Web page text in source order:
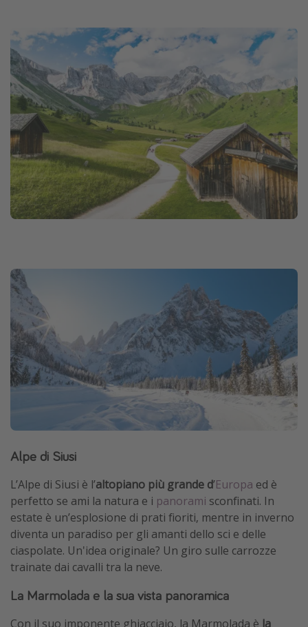
Alpe di Siusi
L’Alpe di Siusi è l’altopiano più grande d’Europa ed è
perfetto se ami la natura e i panorami sconfinati. In
estate è un’esplosione di prati fioriti, mentre in inverno
diventa un paradiso per gli amanti dello sci e delle
ciaspolate. Un'idea originale? Un giro sulle carrozze
trainate dai cavalli tra la neve.
La Marmolada e la sua vista panoramica
Con il suo imponente ghiacciaio, la Marmolada è la